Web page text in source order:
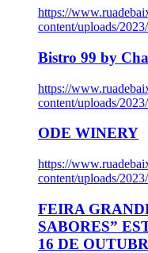
https://
content/uploads/
Bistro 99 by
https://
content/uploads/
ODE WINERY
https://
content/uploads/
FEIRA
SABORES”
16 DE